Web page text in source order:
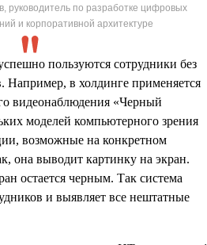
руководитель по разработке цифровых
и корпоративной архитектуре
пользуются сотрудники без
в холдинге применяется
видеонаблюдения «Черный
моделей компьютерного зрения
возможные на конкретном
она выводит картинку на экран.
остается черным. Так система
и выявляет все нештатные